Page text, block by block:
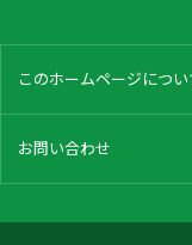
このホームページについ
お問い合わせ